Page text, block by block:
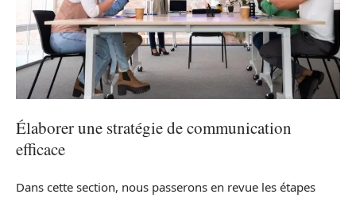
Élaborer une stratégie de communication
efficace
Dans cette section, nous passerons en revue les étapes